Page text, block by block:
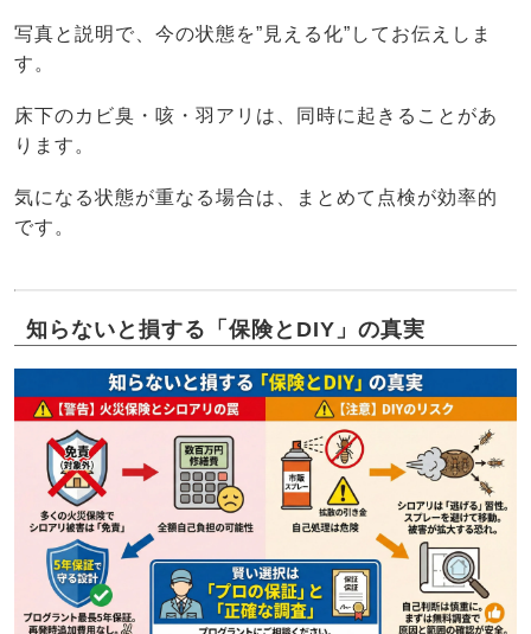
写真と説明で、今の状態を”見える化”してお伝えしま
す。
床下のカビ臭・咳・羽アリは、同時に起きることがあ
ります。
気になる状態が重なる場合は、まとめて点検が効率的
です。
知らないと損する「保険とDIY」の真実